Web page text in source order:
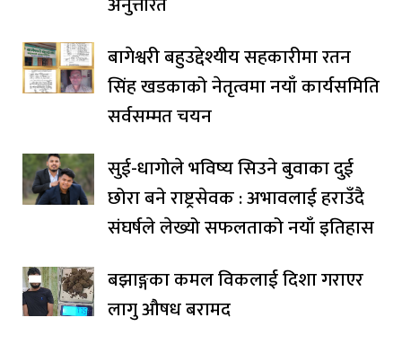
बागेश्वरी बहुउद्देश्यीय सहकारीमा रतन
सिंह खडकाको नेतृत्वमा नयाँ कार्यसमिति
सर्वसम्मत चयन
सुई-धागोले भविष्य सिउने बुवाका दुई
छोरा बने राष्ट्रसेवक : अभावलाई हराउँदै
संघर्षले लेख्यो सफलताको नयाँ इतिहास
बझाङ्गका कमल विकलाई दिशा गराएर
लागु औषध बरामद